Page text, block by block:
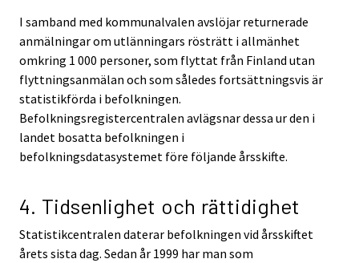
I samband med kommunalvalen avslöjar returnerade
anmälningar om utlänningars rösträtt i allmänhet
omkring 1 000 personer, som flyttat från Finland utan
flyttningsanmälan och som således fortsättningsvis är
statistikförda i befolkningen.
Befolkningsregistercentralen avlägsnar dessa ur den i
landet bosatta befolkningen i
befolkningsdatasystemet före följande årsskifte.
4. Tidsenlighet och rättidighet
Statistikcentralen daterar befolkningen vid årsskiftet
årets sista dag. Sedan år 1999 har man som